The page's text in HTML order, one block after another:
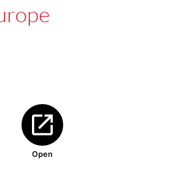
Open
Abre en nueva ventana